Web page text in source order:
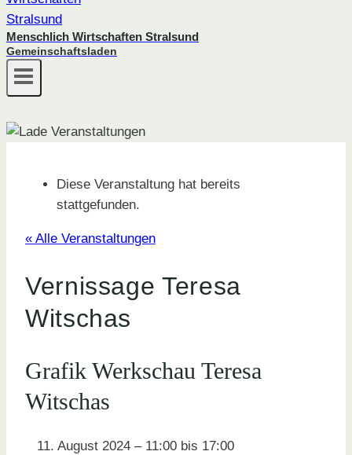
Menschlich Wirtschaften Stralsund
Gemeinschaftsladen
Diese Veranstaltung hat bereits
stattgefunden.
« Alle Veranstaltungen
Vernissage Teresa
Witschas
Grafik Werkschau Teresa
Witschas
11. August 2024 – 11:00 bis 17:00